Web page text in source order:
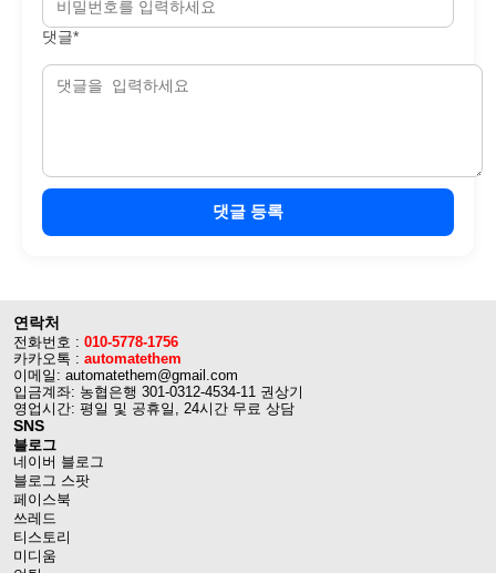
댓글*
댓글 등록
연락처
전화번호 : 010-5778-1756
카카오톡 : automatethem
이메일: automatethem@gmail.com
입금계좌: 농협은행 301-0312-4534-11 권상기
영업시간: 평일 및 공휴일, 24시간 무료 상담
SNS
블로그
네이버 블로그
블로그 스팟
페이스북
쓰레드
티스토리
미디움